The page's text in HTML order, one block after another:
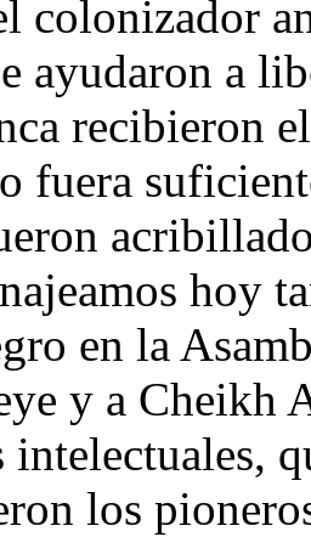
colonizador
ayudaron a
recibieron
fuera
hoy
en la
y a Cheikh
intelectuales,
los